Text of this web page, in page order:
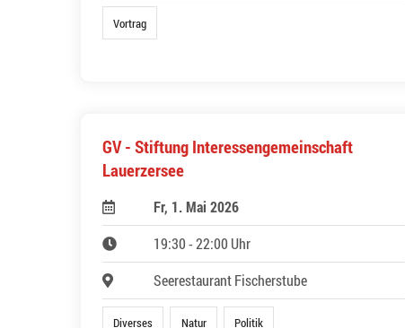
Vortrag
GV - Stiftung Interessengemeinschaft
Lauerzersee
Fr, 1. Mai 2026
19:30 - 22:00 Uhr
Seerestaurant Fischerstube
Diverses Natur Politik